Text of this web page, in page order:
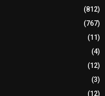
(812)
(767)
(11)
(4)
(12)
(3)
(12)